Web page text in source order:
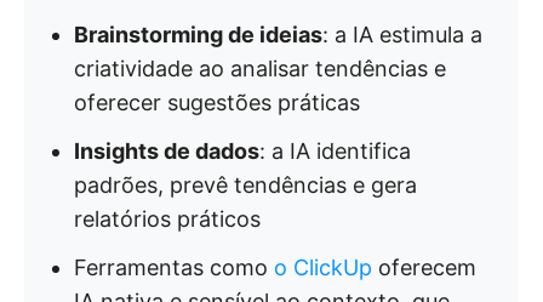
Brainstorming de ideias: a IA estimula a
criatividade ao analisar tendências e
oferecer sugestões práticas
Insights de dados: a IA identifica
padrões, prevê tendências e gera
relatórios práticos
Ferramentas como o ClickUp oferecem